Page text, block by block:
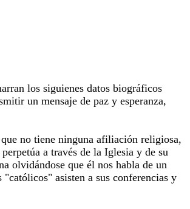
los siguienes datos biográficos
un mensaje de paz y esperanza,
no tiene ninguna afiliación religiosa,
a través de la Iglesia y de su
olvidándose que él nos habla de un
asisten a sus conferencias y